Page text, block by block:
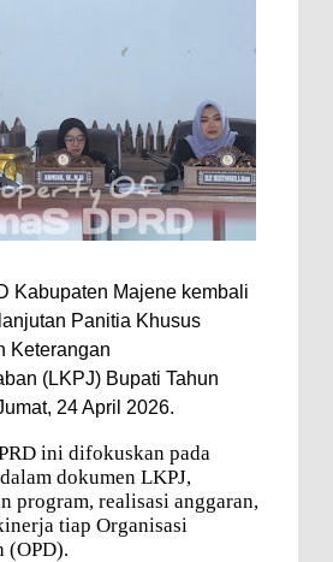
Kabupaten Majene kembali
Panitia Khusus
Keterangan
(LKPJ) Bupati Tahun
24 April 2026.
ini difokuskan pada
dokumen LKPJ,
program, realisasi anggaran,
tiap Organisasi
(OPD).